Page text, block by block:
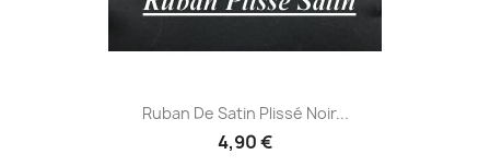
Ruban De Satin Plissé Noir...
4,90 €